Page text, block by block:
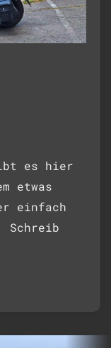
es hier
etwas
einfach
Schreib